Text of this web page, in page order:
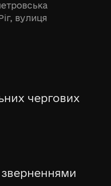
вулиця
чергових
зверненнями